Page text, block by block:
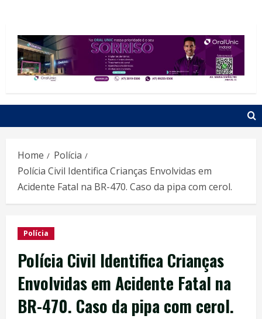
Home
Polícia
Polícia Civil Identifica Crianças Envolvidas em
Acidente Fatal na BR-470. Caso da pipa com cerol.
Polícia
Polícia Civil Identifica Crianças
Envolvidas em Acidente Fatal na
BR-470. Caso da pipa com cerol.